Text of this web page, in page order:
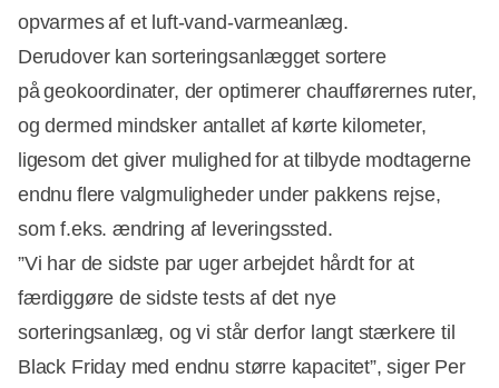
opvarmes af et luft-vand-varmeanlæg.
Derudover kan sorteringsanlægget sortere
på geokoordinater, der optimerer chaufførernes ruter,
og dermed mindsker antallet af kørte kilometer,
ligesom det giver mulighed for at tilbyde modtagerne
endnu flere valgmuligheder under pakkens rejse,
som f.eks. ændring af leveringssted.
”Vi har de sidste par uger arbejdet hårdt for at
færdiggøre de sidste tests af det nye
sorteringsanlæg, og vi står derfor langt stærkere til
Black Friday med endnu større kapacitet”, siger Per